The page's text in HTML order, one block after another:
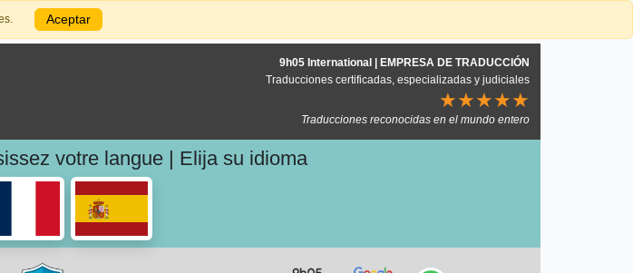
9h05 International | EMPRESA DE TRADUCCIÓN
Traducciones certificadas, especializadas y judiciales
★★★★★
Traducciones reconocidas en el mundo entero
votre langue | Elija su idioma
Aceptar